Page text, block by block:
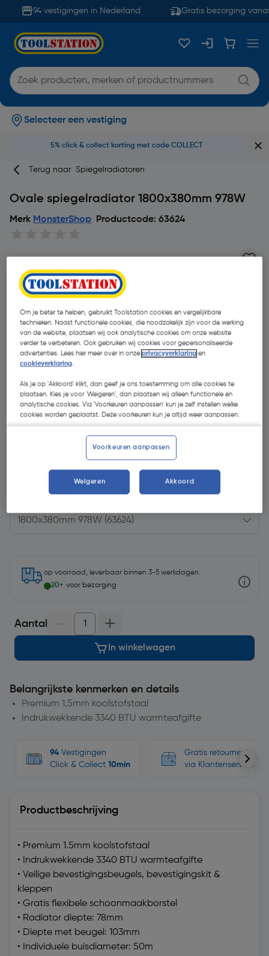
94 vestigingen in Nederland Gratis bezorging vanaf
Selecteer een vestiging
5% click & collect korting met code COLLECT
Terug naar Spiegelradiatoren
Ovale spiegelradiator 1800x380mm 978W
Merk MonsterShop Productcode: 63624
| Excl. btw € 202,31
op voorraad, leverbaar binnen 3-5 werkdagen.
20+ voor bezorging
Aantal
In winkelwagen
Belangrijkste kenmerken en details
Premium 1.5mm koolstofstaal
Indrukwekkende 3340 BTU warmteafgifte
94 Vestigingen
Click & Collect 10min
Gratis retourneren,
via Klantenservice
Productbeschrijving
• Premium 1.5mm koolstofstaal
• Indrukwekkende 3340 BTU warmteafgifte
• Veilige bevestigingsbeugels, bevestigingskit &
kleppen
• Gratis flexibele schoonmaakborstel
• Radiator diepte: 78mm
• Diepte met beugel: 103mm
• Individuele buisdiameter: 50m
Om je beter te helpen, gebruikt Toolstation cookies en vergelijkbare
technieken. Naast functionele cookies, die noodzakelijk zijn voor de werking
van de website, plaatsen wij ook analytische cookies om onze website
verder te verbeteren. Ook gebruiken wij cookies voor gepersonaliseerde
advertenties. Lees hier meer over in onzeprivacyverklaring en
cookieverklaring.
Als je op 'Akkoord' klikt, dan geef je ons toestemming om alle cookies te
plaatsen. Kies je voor 'Weigeren', dan plaatsen wij alleen functionele en
analytische cookies. Via 'Voorkeuren aanpassen' kun je zelf instellen welke
cookies worden geplaatst. Deze voorkeuren kun je altijd weer aanpassen.
Voorkeuren aanpassen
Weigeren Akkoord